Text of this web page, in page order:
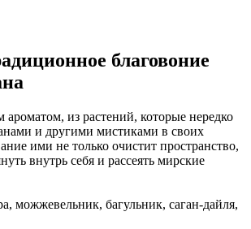
благовоние
ароматом, из растений, которые нередко
и другими мистиками в своих
ими не только очистит пространство,
внутрь себя и рассеять мирские
можжевельник, багульник, саган-дайля,